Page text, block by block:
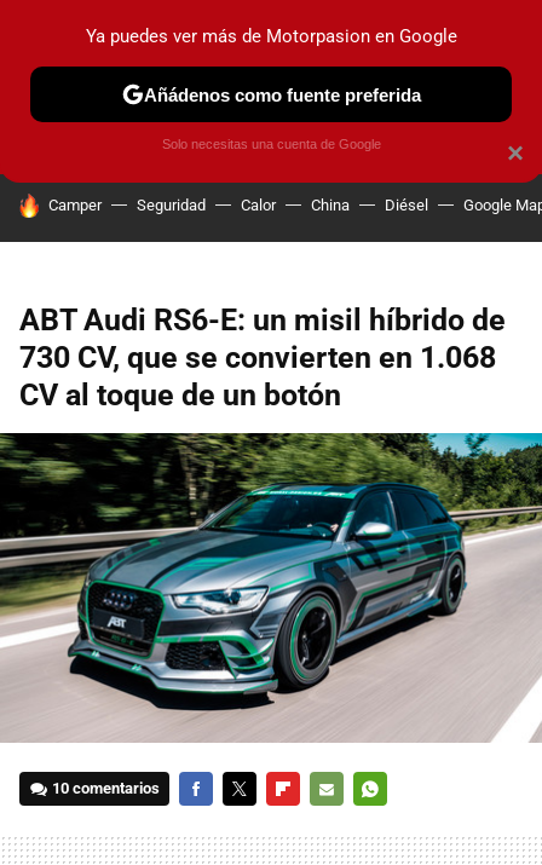
PRUEBAS COCHES ELÉCTRICOS OBSERVATORIO
HOY SE HABLA DE
Camper Seguridad Calor China Diésel Google
ABT Audi RS6-E: un misil híbrido de
730 CV, que se convierten en 1.068
CV al toque de un botón
10 comentarios
MAIL
×
Ya puedes ver más de Motorpasion en Google
Añádenos como fuente preferida
Solo necesitas una cuenta de Google